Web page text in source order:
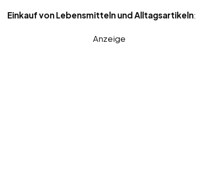
Einkauf von Lebensmitteln und Alltagsartikeln:
Anzeige